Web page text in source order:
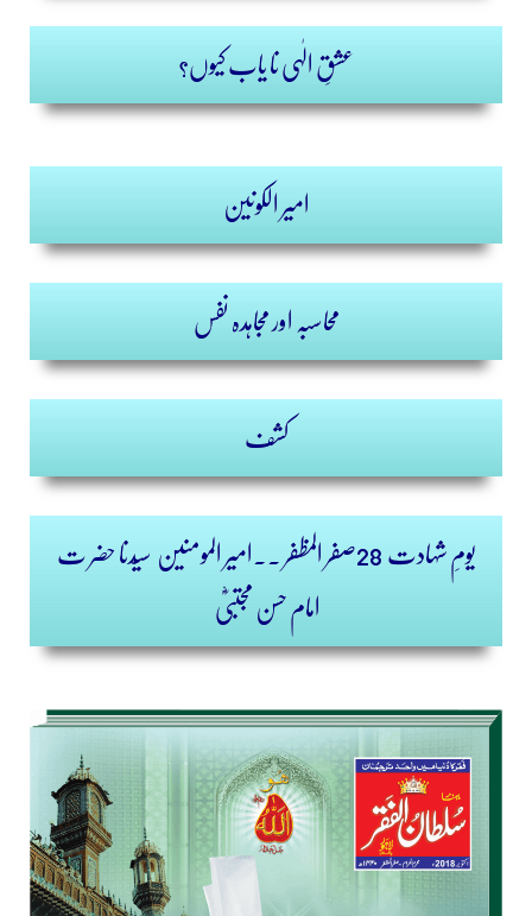
عشقِ الٰہی نا یاب کیوں؟
امیر الکونین
محاسبہ اور مجاہدہ نفس
کشف
یومِ شہادت 28صفر المظفر ۔۔ امیر المومنین سیّدنا حضر ت
امام حسن مجتبیٰؓ